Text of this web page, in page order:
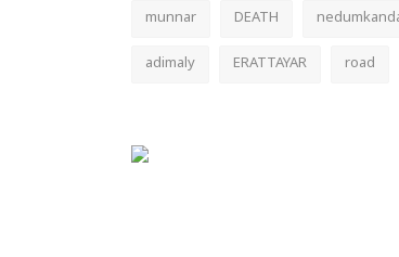
munnar DEATH
adimaly ERATTAYAR road